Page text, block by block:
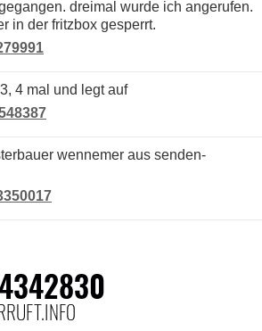
in der fritzbox gesperrt.
3, 4 mal und legt auf